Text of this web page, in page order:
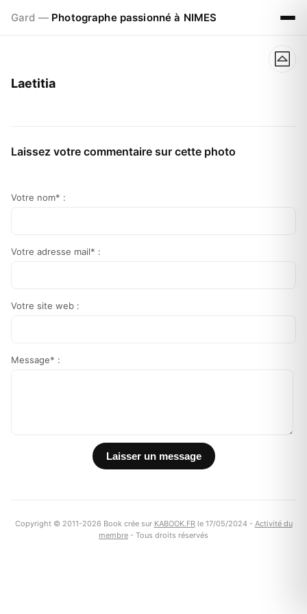
Gard — Photographe passionné à NIMES
Laetitia
Laissez votre commentaire sur cette photo
Votre nom* :
Votre adresse mail* :
Votre site web :
Message* :
Copyright © 2011-2026 Book crée sur KABOOK.FRle 17/05/2024 - Activité du
membre - Tous droits réservés